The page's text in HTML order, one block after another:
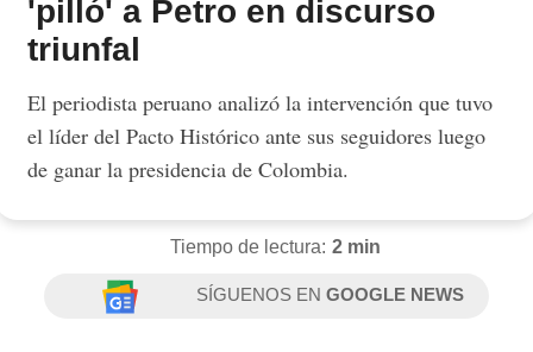
'pilló' a Petro en discurso
triunfal
El periodista peruano analizó la intervención que tuvo
el líder del Pacto Histórico ante sus seguidores luego
de ganar la presidencia de Colombia.
Tiempo de lectura: 2 min
SÍGUENOS ENGOOGLE NEWS